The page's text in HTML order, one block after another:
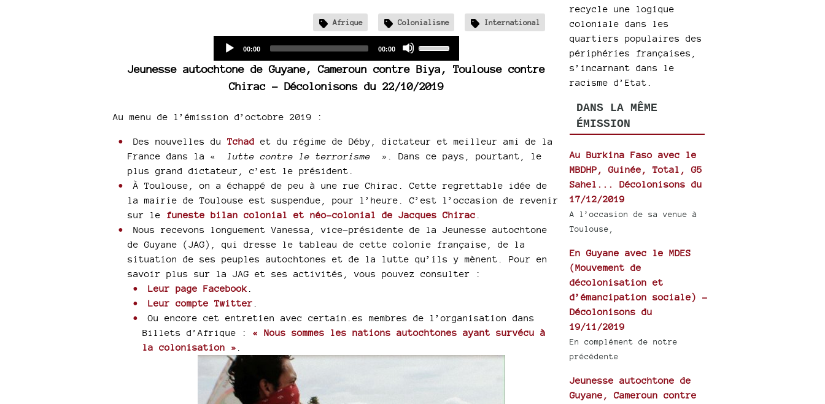
Afrique Colonialisme International
Current
00:00
Total
00:00
Arrow
keys
decrease
volume.
Jeunesse autochtone de Guyane, Cameroun contre Biya, Toulouse contre
Chirac - Décolonisons du 22/10/2019
Au menu de l’émission d’octobre 2019 :
Des nouvelles du Tchad et du régime de Déby, dictateur et meilleur ami de la
France dans la «
lutte contre le terrorisme
». Dans ce pays, pourtant, le
plus grand dictateur, c’est le président.
À Toulouse, on a échappé de peu à une rue Chirac. Cette regrettable idée de
la mairie de Toulouse est suspendue, pour l’heure. C’est l’occasion de revenir
sur le funeste bilan colonial et néo-colonial de Jacques Chirac
Nous recevons longuement Vanessa, vice-présidente de la Jeunesse autochtone
de Guyane (JAG), qui dresse le tableau de cette colonie française, de la
situation de ses peuples autochtones et de la lutte qu’ils y mènent. Pour en
savoir plus sur la JAG et ses activités, vous pouvez consulter :
Leur page Facebook
Leur compte Twitter
Ou encore cet entretien avec certain.es membres de l’organisation dans
Billets d’Afrique : « Nous sommes les nations autochtones ayant survécu à
la colonisation »
recycle une logique
coloniale dans les
quartiers populaires des
périphéries françaises,
s’incarnant dans le
racisme d’Etat.
DANS LA MÊME
ÉMISSION
Au Burkina Faso avec le
MBDHP, Guinée, Total, G5
Sahel... Décolonisons du
17/12/2019
A l’occasion de sa venue à
Toulouse,
En Guyane avec le MDES
(Mouvement de
décolonisation et
d’émancipation sociale) -
Décolonisons du
19/11/2019
En complément de notre
précédente
Jeunesse autochtone de
Guyane, Cameroun contre